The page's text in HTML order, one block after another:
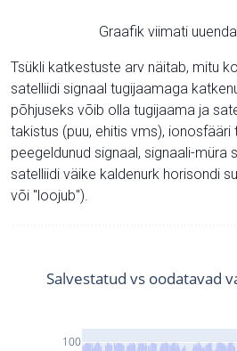
Graafik viimati
Tsükli katkestuste arv näitab, mitu
satelliidi signaal tugijaamaga
põhjuseks võib olla tugijaama ja
takistus (puu, ehitis vms), ionosfääri
peegeldunud signaal, signaali-müra
satelliidi väike kaldenurk horisondi
või "loojub").
100
Salvestatud vs oodatavad